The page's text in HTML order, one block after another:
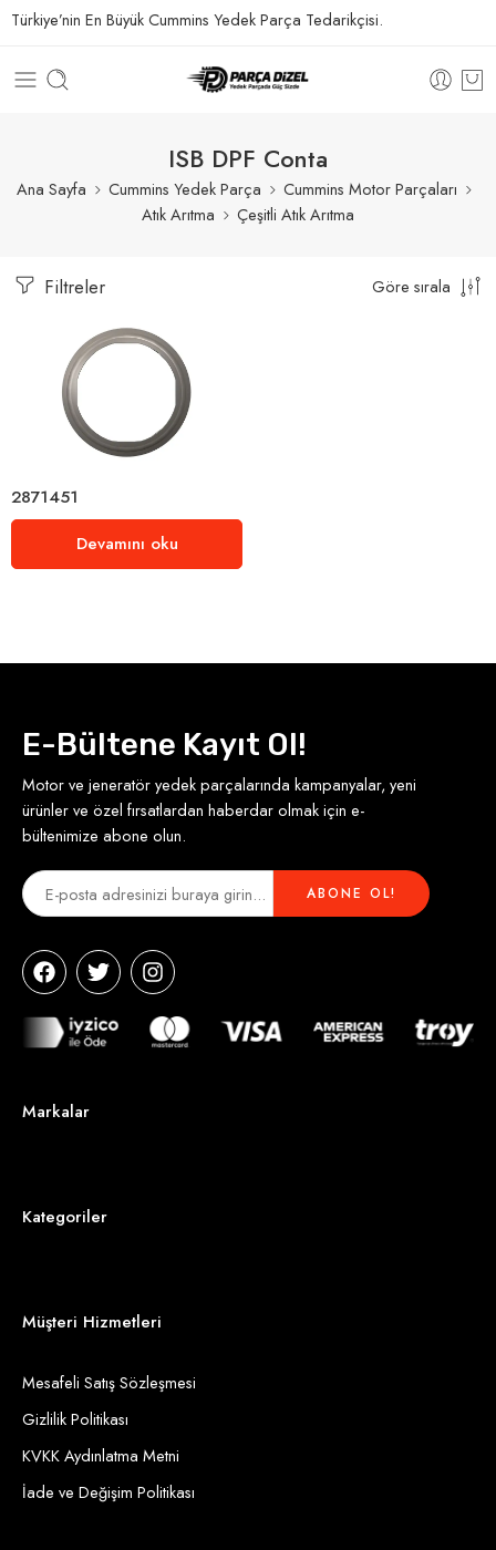
Türkiye’nin En Büyük Cummins Yedek Parça Tedarikçisi.
ISB DPF Conta
Ana Sayfa Cummins Yedek Parça
Cummins Motor Parçaları
Atık Arıtma
Çeşitli Atık Arıtma
Filtreler Göre sırala
2871451
Devamını oku
E-Bültene Kayıt Ol!
Motor ve jeneratör yedek parçalarında kampanyalar, yeni
ürünler ve özel fırsatlardan haberdar olmak için e-
bültenimize abone olun.
Markalar
Kategoriler
Müşteri Hizmetleri
Mesafeli Satış Sözleşmesi
Gizlilik Politikası
KVKK Aydınlatma Metni
İade ve Değişim Politikası